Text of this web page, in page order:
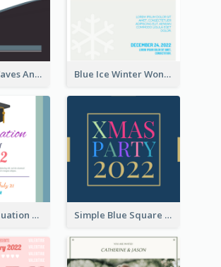
Dark Grey Waves And Curves Invitation Blue Ice Winter Wonderland Visit Invitation
Simple Graduation Class Of 2020 Invitation Simple Blue Square Xmas Party 2020 Invitation